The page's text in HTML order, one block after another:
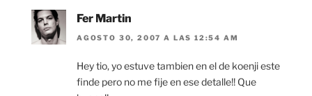
Fer Martin
AGOSTO 30, 2007 A LAS 12:54 AM
Hey tio, yo estuve tambien en el de koenji este
finde pero no me fije en ese detalle!! Que